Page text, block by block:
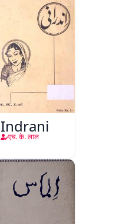
Indrani
एच. के. लाल